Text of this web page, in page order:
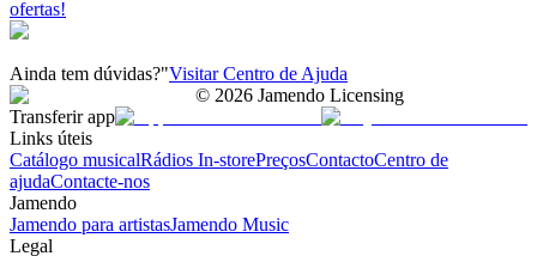
ofertas!
Ainda tem dúvidas?"Visitar Centro de Ajuda
© 2026 Jamendo Licensing
Transferir app
Links úteis
Catálogo musicalRádios In-storePreçosContactoCentro de
ajudaContacte-nos
Jamendo
Jamendo para artistasJamendo Music
Legal